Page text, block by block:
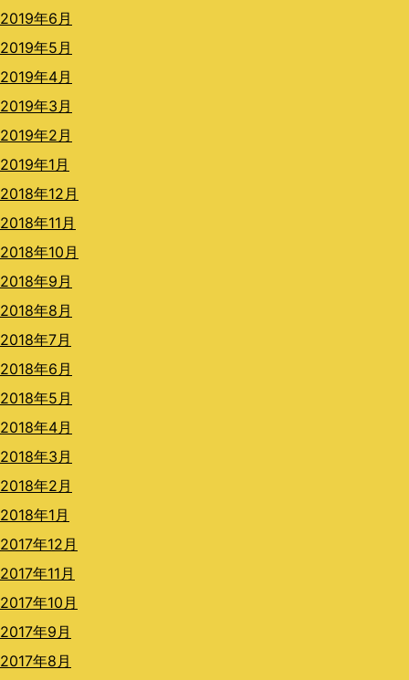
2019年6月
2019年5月
2019年4月
2019年3月
2019年2月
2019年1月
2018年12月
2018年11月
2018年10月
2018年9月
2018年8月
2018年7月
2018年6月
2018年5月
2018年4月
2018年3月
2018年2月
2018年1月
2017年12月
2017年11月
2017年10月
2017年9月
2017年8月